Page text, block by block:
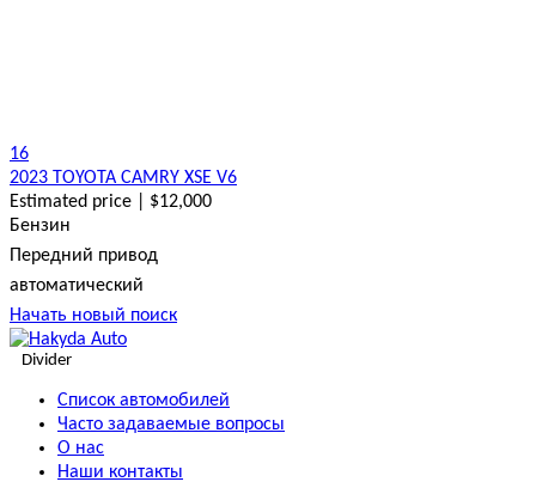
16
2023 TOYOTA CAMRY XSE V6
Estimated price | $12,000
Бензин
Передний привод
автоматический
Начать новый поиск
Divider
Список автомобилей
Часто задаваемые вопросы
О нас
Наши контакты